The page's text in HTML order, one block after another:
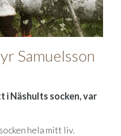
Samuelsson
i Näshults socken, var
hela mitt liv.